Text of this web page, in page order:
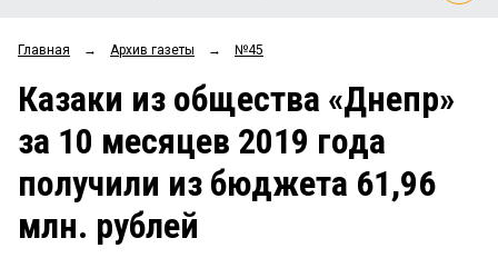
ОБЩЕСТВО
ЗАКОН
НОВОСТИ КОМПАНИЙ
ПРОИСШЕСТВИЯ
Рейтинги
Блоги
Архив
Главная → Архив газеты → №45
Казаки из общества «Днепр»
за 10 месяцев 2019 года
получили из бюджета 61,96
млн. рублей